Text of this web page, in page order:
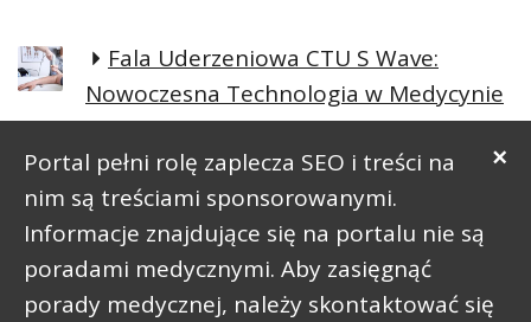
×
Portal pełni rolę zaplecza SEO i treści na
nim są treściami sponsorowanymi.
Informacje znajdujące się na portalu nie są
poradami medycznymi. Aby zasięgnąć
porady medycznej, należy skontaktować się
Fala Uderzeniowa CTU S Wave:
Nowoczesna Technologia w Medycynie
Regeneracyjnej
Prosta postawa lepsze samopoczucie